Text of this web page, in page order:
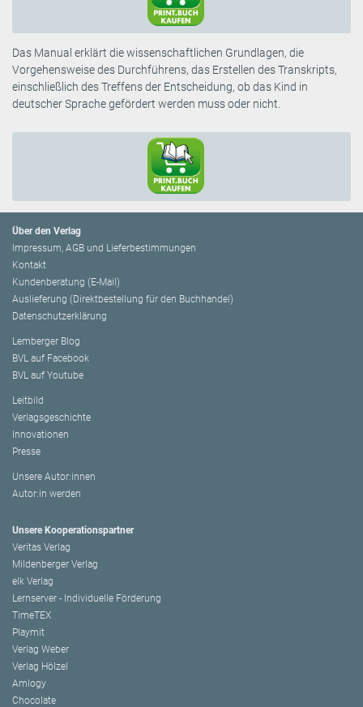
Das Manual erklärt die wissenschaftlichen Grundlagen, die
Vorgehensweise des Durchführens, das Erstellen des Transkripts,
einschließlich des Treffens der Entscheidung, ob das Kind in
deutscher Sprache gefördert werden muss oder nicht.
Über den Verlag
Impressum, AGB und Lieferbestimmungen
Kontakt
Kundenberatung (E-Mail)
Auslieferung (Direktbestellung für den Buchhandel)
Datenschutzerklärung
Lemberger Blog
BVL auf Facebook
BVL auf Youtube
Leitbild
Verlagsgeschichte
Innovationen
Presse
Unsere Autor:innen
Autor:in werden
Unsere Kooperationspartner
Veritas Verlag
Mildenberger Verlag
elk Verlag
Lernserver - Individuelle Förderung
TimeTEX
Playmit
Verlag Weber
Verlag Hölzel
Amlogy
Chocolate